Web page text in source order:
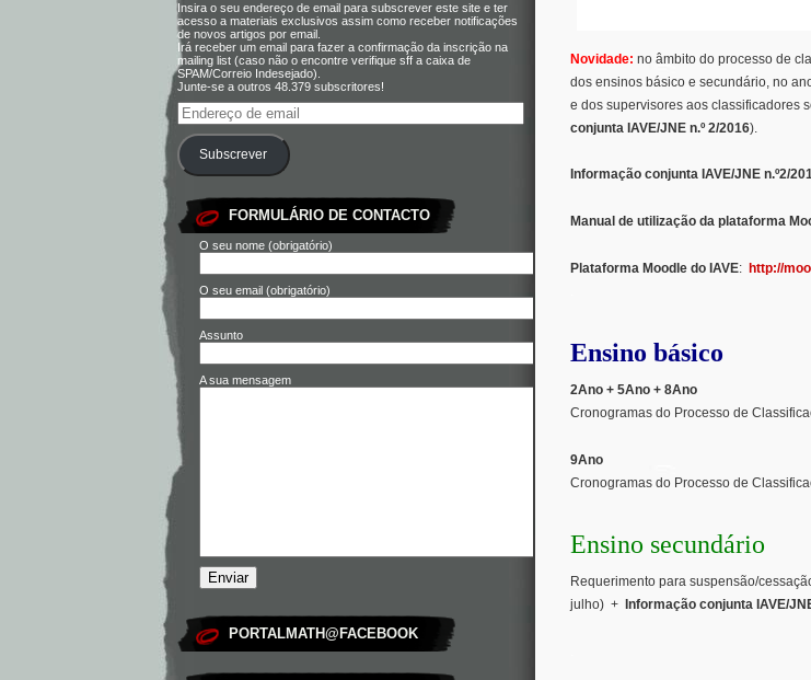
Insira o seu endereço de email para subscrever este site e ter
acesso a materiais exclusivos assim como receber notificações
de novos artigos por email.
Irá receber um email para fazer a confirmação da inscrição na
mailing list (caso não o encontre verifique sff a caixa de
SPAM/Correio Indesejado).
Junte-se a outros 48.379 subscritores!
Subscrever
FORMULÁRIO DE CONTACTO
O seu nome (obrigatório)
O seu email (obrigatório)
Assunto
A sua mensagem
PORTALMATH@FACEBOOK
Novidade: no âmbito do processo de
dos ensinos básico e secundário, no
e dos supervisores aos classificadores
conjunta IAVE/JNE n.º 2/2016).
Informação conjunta IAVE/JNE n.º2/
Manual de utilização da plataforma
Plataforma Moodle do IAVE: http://
Ensino básico
2Ano + 5Ano + 8Ano
Cronogramas do Processo de
9Ano
Cronogramas do Processo de
Ensino secundário
Requerimento para suspensão/
julho) +
Informação conjunta IAVE/